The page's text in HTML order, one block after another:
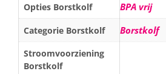
Opties Borstkolf BPA vrij
Categorie Borstkolf Borstkolf
Stroomvoorziening
Borstkolf